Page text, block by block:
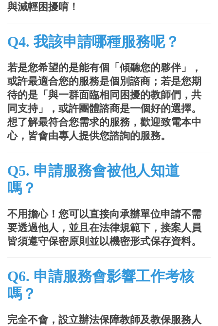
與減輕困擾唷！
Q4. 我該申請哪種服務呢？
若是您希望的是能有個「傾聽您的夥伴」，
或許最適合您的服務是個別諮商；若是您期
待的是「與一群面臨相同困擾的教師們，共
同支持」，或許團體諮商是一個好的選擇。
想了解最符合您需求的服務，歡迎致電本中
心，皆會由專人提供您諮詢的服務。
Q5. 申請服務會被他人知道
嗎？
不用擔心！您可以直接向承辦單位申請不需
要透過他人，並且在法律規範下，接案人員
皆須遵守保密原則並以機密形式保存資料。
Q6. 申請服務會影響工作考核
嗎？
完全不會，設立辦法保障教師及教保服務人